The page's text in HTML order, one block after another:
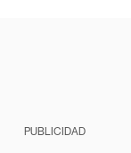
PUBLICIDAD